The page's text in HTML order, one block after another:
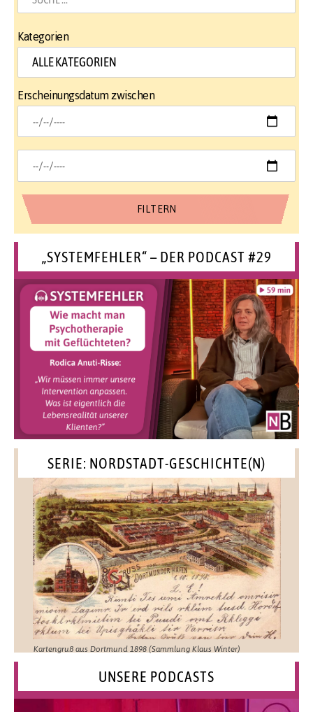
Kategorien
Erscheinungsdatum zwischen
„SYSTEMFEHLER“ – DER PODCAST #29
SERIE: NORDSTADT-GESCHICHTE(N)
Kartengruß aus Dortmund 1898 (Sammlung Klaus Winter)
UNSERE PODCASTS